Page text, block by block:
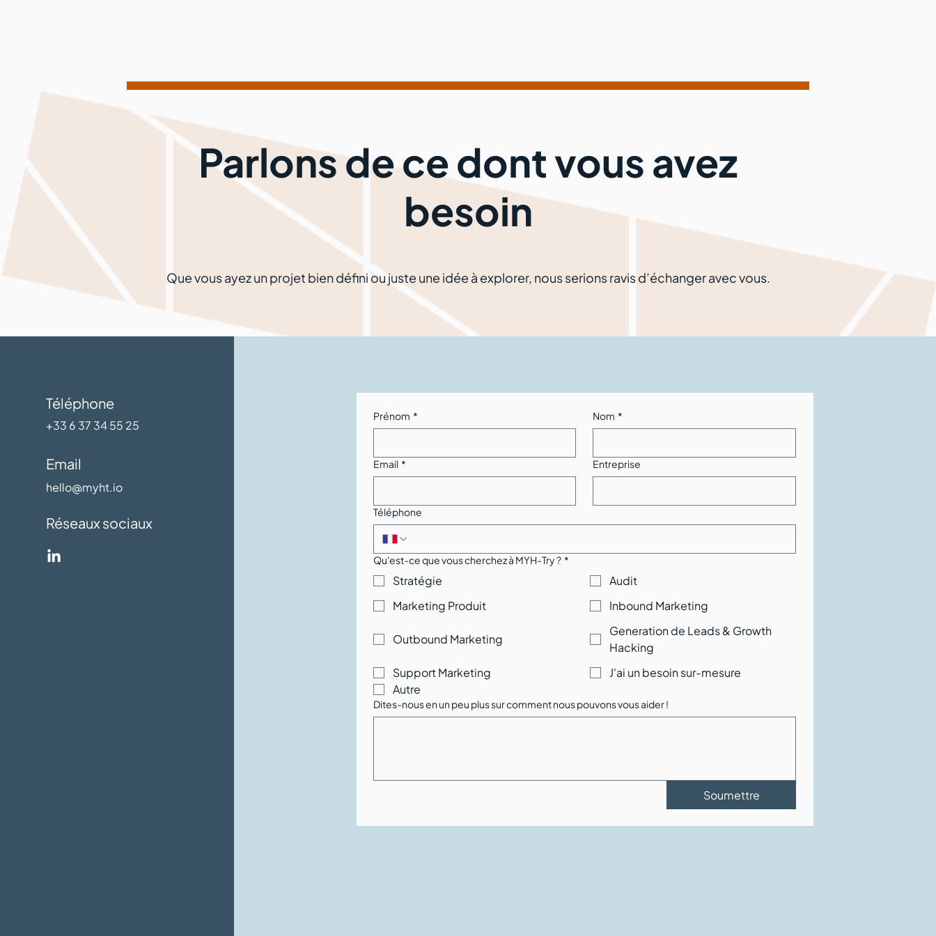
Parlons de ce dont vous avez
besoin
Que vous ayez un projet bien défini ou juste une idée à explorer, nous serions ravis d’échanger avec vous.
Téléphone
+33 6 37 34 55 25
Email
hello@myht.io
Réseaux sociaux
Prénom * Nom *
Email * Entreprise
Téléphone
Qu'est-ce que vous cherchez à MYH-Try ? *
Stratégie
Audit
Marketing Produit
Inbound Marketing
Outbound Marketing
Generation de Leads & Growth
Hacking
Support Marketing
J'ai un besoin sur-mesure
Autre
Dites-nous en un peu plus sur comment nous pouvons vous aider !
Soumettre